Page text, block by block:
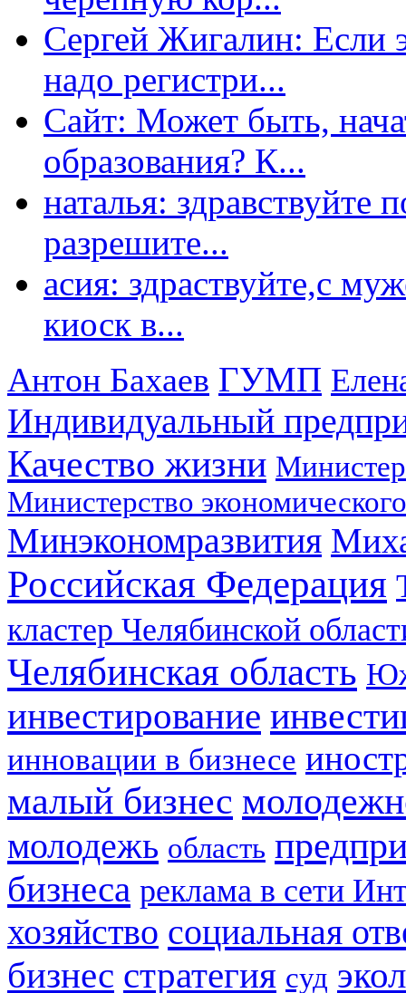
Сергей Жигалин: Если
надо регистри...
Сайт: Может быть,
образования? К...
наталья: здравствуйте
разрешите...
асия: здраствуйте,с
киоск в...
Антон Бахаев ГУМП
Индивидуальный
Качество жизни
Министерство
Минэкономразвития
Российская Федерация
кластер Челябинской
Челябинская область
инвестирование
инновации в бизнесе
малый бизнес
молодежь область
бизнеса реклама в сети
хозяйство социальная
бизнес стратегия суд